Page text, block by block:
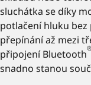
sluchátka se díky
potlačení hluku
přepínání až mezi
připojení Bluetooth
snadno stanou